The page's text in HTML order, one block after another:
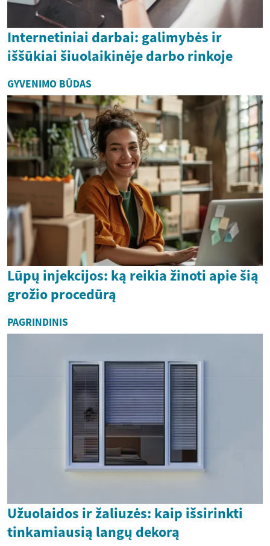
Internetiniai darbai: galimybės ir
iššūkiai šiuolaikinėje darbo rinkoje
GYVENIMO BŪDAS
Lūpų injekcijos: ką reikia žinoti apie šią
grožio procedūrą
PAGRINDINIS
Užuolaidos ir žaliuzės: kaip išsirinkti
tinkamiausią langų dekorą